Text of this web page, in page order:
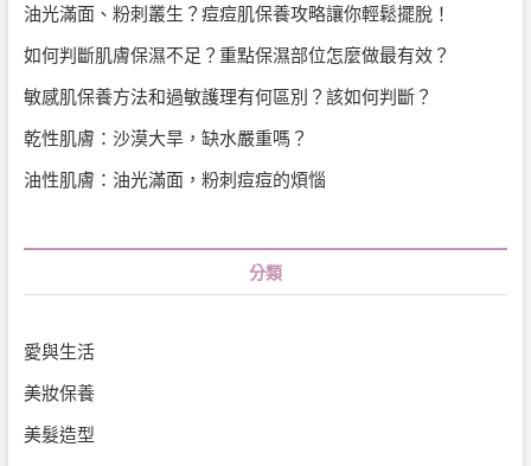
油光滿面、粉刺叢生？痘痘肌保養攻略讓你輕鬆擺脫！
如何判斷肌膚保濕不足？重點保濕部位怎麼做最有效？
敏感肌保養方法和過敏護理有何區別？該如何判斷？
乾性肌膚：沙漠大旱，缺水嚴重嗎？
油性肌膚：油光滿面，粉刺痘痘的煩惱
分類
愛與生活
美妝保養
美髮造型